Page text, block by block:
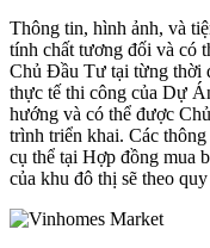
Thông tin, hình ảnh, và
tính chất tương đối và có
Chủ Đầu Tư tại từng thời
thực tế thi công của Dự
hướng và có thể được
trình triển khai. Các
cụ thể tại Hợp đồng mua
của khu đô thị sẽ theo